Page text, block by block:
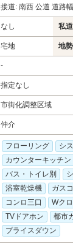
接道: 南西 公道 道路
なし 私
宅地 地勢
-
指定なし
市街化調整区域
仲介
フローリング
シ
カウンターキッチン
バス・トイレ別
浴室乾燥機
ガス
コンロ三口
Wク
TVドアホン
都市
プライスダウン